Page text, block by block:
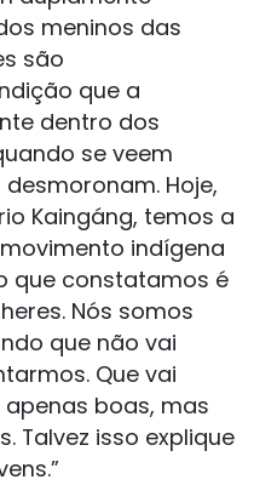
meninos das
são
que a
dentro dos
se veem
Hoje,
Kaingáng, temos a
indígena
que constatamos é
Nós somos
que não vai
Que vai
boas, mas
Talvez isso explique